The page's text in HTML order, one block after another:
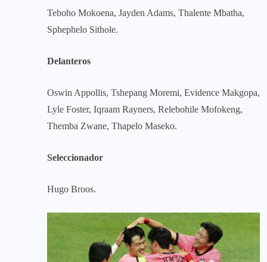
Teboho Mokoena, Jayden Adams, Thalente Mbatha,
Sphephelo Sithole.
Delanteros
Oswin Appollis, Tshepang Moremi, Evidence Makgopa,
Lyle Foster, Iqraam Rayners, Relebohile Mofokeng,
Themba Zwane, Thapelo Maseko.
Seleccionador
Hugo Broos.